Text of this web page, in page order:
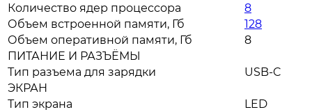
Количество ядер процессора
8
Объем встроенной памяти, Гб
128
Объем оперативной памяти, Гб
8
ПИТАНИЕ И РАЗЪЁМЫ
Тип разъема для зарядки
USB-C
ЭКРАН
Тип экрана
LED